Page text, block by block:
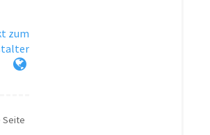
zum
Seite